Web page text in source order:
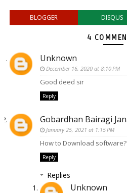
BLOGGER DISQUS
4
Unknown
December 16, 2020 at 8:10 PM
Good deed sir
Reply
Gobardhan Bairagi
January 25, 2021 at 1:15 PM
How to Download software?
Reply
Replies
Unknown